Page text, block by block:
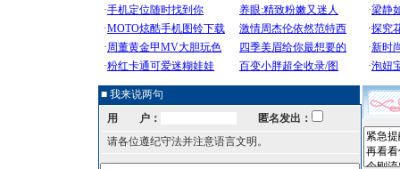
■ 我来说两句
用 户：
匿名发出：
请各位遵纪守法并注意语言文明。